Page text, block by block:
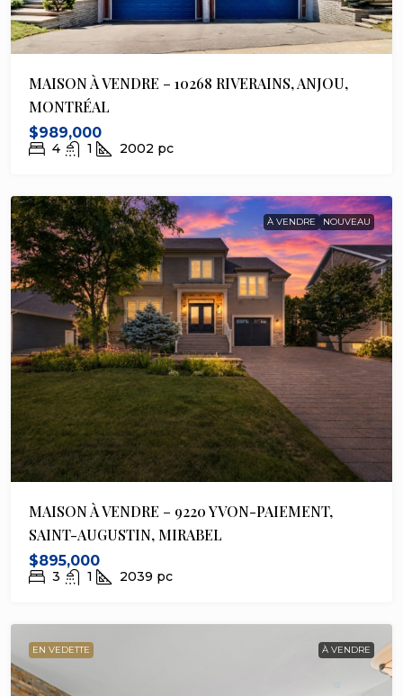
MAISON À VENDRE – 10268 RIVERAINS, ANJOU,
MONTRÉAL
$989,000
4 1 2002 pc
À VENDRE NOUVEAU
MAISON À VENDRE – 9220 YVON-PAIEMENT,
SAINT-AUGUSTIN, MIRABEL
$895,000
3 1 2039 pc
EN VEDETTE À VENDRE